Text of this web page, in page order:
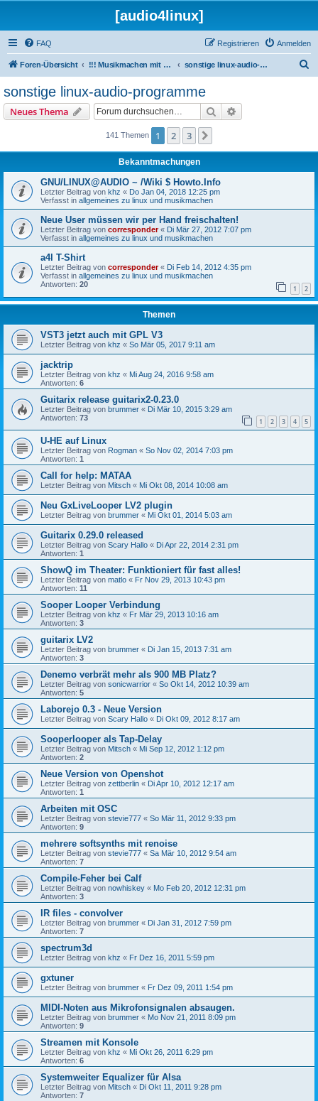
[audio4linux]
FAQ Anmelden
Registrieren
Foren-Übersicht !!! Musikmachen mit Linux !!! sonstige linux-audio-programme
sonstige linux-audio-programme
Neues Thema Suche
141 Themen 1 2 3
Bekanntmachungen
GNU/LINUX@AUDIO ~ /Wiki $ Howto.Info
Letzter Beitrag von khz « Do Jan 04, 2018 12:25 pm
Verfasst in allgemeines zu linux und musikmachen
Neue User müssen wir per Hand freischalten!
Letzter Beitrag von corresponder« Di Mär 27, 2012 7:07 pm
Verfasst in allgemeines zu linux und musikmachen
a4l T-Shirt
Letzter Beitrag von corresponder« Di Feb 14, 2012 4:35 pm
Verfasst in allgemeines zu linux und musikmachen
Antworten: 20 1 2
Themen
VST3 jetzt auch mit GPL V3
Letzter Beitrag von khz « So Mär 05, 2017 9:11 am
jacktrip
Letzter Beitrag von khz « Mi Aug 24, 2016 9:58 am
Antworten: 6
Guitarix release guitarix2-0.23.0
Letzter Beitrag von brummer « Di Mär 10, 2015 3:29 am
Antworten: 73 1 2 3 4 5
U-HE auf Linux
Letzter Beitrag von Rogman « So Nov 02, 2014 7:03 pm
Antworten: 1
Call for help: MATAA
Letzter Beitrag von Mitsch « Mi Okt 08, 2014 10:08 am
Neu GxLiveLooper LV2 plugin
Letzter Beitrag von brummer « Mi Okt 01, 2014 5:03 am
Guitarix 0.29.0 released
Letzter Beitrag von Scary Hallo « Di Apr 22, 2014 2:31 pm
Antworten: 1
ShowQ im Theater: Funktioniert für fast alles!
Letzter Beitrag von matlo « Fr Nov 29, 2013 10:43 pm
Antworten: 11
Sooper Looper Verbindung
Letzter Beitrag von khz « Fr Mär 29, 2013 10:16 am
Antworten: 3
guitarix LV2
Letzter Beitrag von brummer « Di Jan 15, 2013 7:31 am
Antworten: 3
Denemo verbrät mehr als 900 MB Platz?
Letzter Beitrag von sonicwarrior « So Okt 14, 2012 10:39 am
Antworten: 5
Laborejo 0.3 - Neue Version
Letzter Beitrag von Scary Hallo « Di Okt 09, 2012 8:17 am
Sooperlooper als Tap-Delay
Letzter Beitrag von Mitsch « Mi Sep 12, 2012 1:12 pm
Antworten: 2
Neue Version von Openshot
Letzter Beitrag von zettberlin « Di Apr 10, 2012 12:17 am
Antworten: 1
Arbeiten mit OSC
Letzter Beitrag von stevie777 « So Mär 11, 2012 9:33 pm
Antworten: 9
mehrere softsynths mit renoise
Letzter Beitrag von stevie777 « Sa Mär 10, 2012 9:54 am
Antworten: 7
Compile-Feher bei Calf
Letzter Beitrag von nowhiskey « Mo Feb 20, 2012 12:31 pm
Antworten: 3
IR files - convolver
Letzter Beitrag von brummer « Di Jan 31, 2012 7:59 pm
Antworten: 7
spectrum3d
Letzter Beitrag von khz « Fr Dez 16, 2011 5:59 pm
gxtuner
Letzter Beitrag von brummer « Fr Dez 09, 2011 1:54 pm
MIDI-Noten aus Mikrofonsignalen absaugen.
Letzter Beitrag von brummer « Mo Nov 21, 2011 8:09 pm
Antworten: 9
Streamen mit Konsole
Letzter Beitrag von khz « Mi Okt 26, 2011 6:29 pm
Antworten: 6
Systemweiter Equalizer für Alsa
Letzter Beitrag von Mitsch « Di Okt 11, 2011 9:28 pm
Antworten: 7